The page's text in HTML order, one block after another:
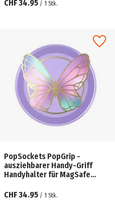
CHF 34.95 / 1 Stk.
PopSockets PopGrip -
ausziehbarer Handy-Griff
Handyhalter für MagSafe
CHF 34.95 / 1 Stk.